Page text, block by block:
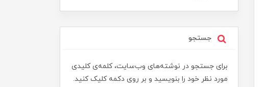
جستجو
برای جستجو در نوشته‌های وب‌سایت، کلمه‌ی کلیدی
مورد نظر خود را بنویسید و بر روی دکمه کلیک کنید.